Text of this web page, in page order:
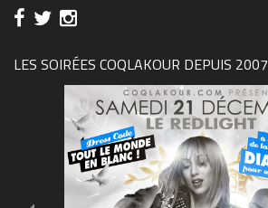
LES SOIRÉES COQLAKOUR DEPUIS 2007